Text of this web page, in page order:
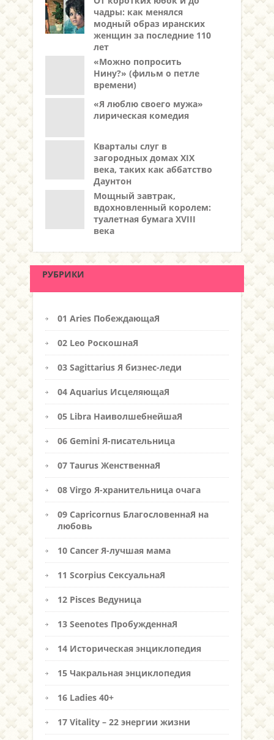
чадры: как менялся
модный образ иранских
женщин за последние 110
лет
«Можно попросить
Нину?» (фильм о петле
времени)
«Я люблю своего мужа»
лирическая комедия
Кварталы слуг в
загородных домах XIX
века, таких как аббатство
Даунтон
Мощный завтрак,
вдохновленный королем:
туалетная бумага XVIII
века
РУБРИКИ
01 Aries ПобеждающаЯ
02 Leo РоскошнаЯ
03 Sagittarius Я бизнес-леди
04 Aquarius ИсцеляющаЯ
05 Libra НаиволшебнейшаЯ
06 Gemini Я-писательница
07 Taurus ЖенственнаЯ
08 Virgo Я-хранительница очага
09 Capricornus БлагословеннаЯ на
любовь
10 Cancer Я-лучшая мама
11 Scorpius СексуальнаЯ
12 Pisces Ведуница
13 Seenotes ПробужденнаЯ
14 Историческая энциклопедия
15 Чакральная энциклопедия
16 Ladies 40+
17 Vitality – 22 энергии жизни